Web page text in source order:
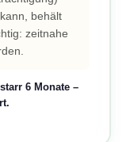
behält
zeitnahe
6 Monate –